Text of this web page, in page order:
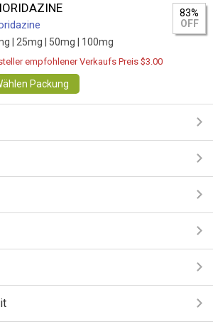
| 25mg | 50mg | 100mg
83%
OFF
empfohlener Verkaufs Preis $3.00
Packung